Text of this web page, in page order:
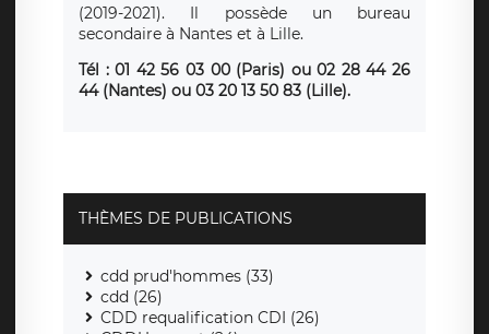
(2019-2021). Il possède un bureau
secondaire à Nantes et à Lille.
Tél : 01 42 56 03 00 (Paris) ou 02 28 44 26
44 (Nantes) ou 03 20 13 50 83 (Lille).
THÈMES DE PUBLICATIONS
cdd prud'hommes (33)
cdd (26)
CDD requalification CDI (26)